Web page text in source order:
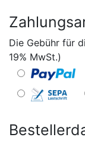
Die Gebühr für
19% MwSt.)